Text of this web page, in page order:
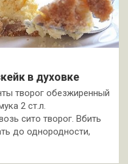
в духовке
творог обезжиренный
2 ст.л.
сито творог. Вбить
до однородности,